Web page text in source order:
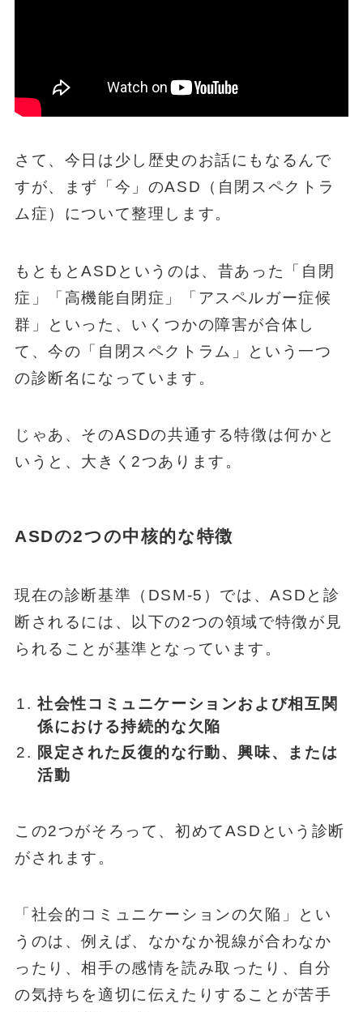
さて、今日は少し歴史のお話にもなるんで
すが、まず「今」のASD（自閉スペクトラ
ム症）について整理します。
もともとASDというのは、昔あった「自閉
症」「高機能自閉症」「アスペルガー症候
群」といった、いくつかの障害が合体し
て、今の「自閉スペクトラム」という一つ
の診断名になっています。
じゃあ、そのASDの共通する特徴は何かと
いうと、大きく2つあります。
ASDの2つの中核的な特徴
現在の診断基準（DSM-5）では、ASDと診
断されるには、以下の2つの領域で特徴が見
られることが基準となっています。
社会性コミュニケーションおよび相互関
係における持続的な欠陥
限定された反復的な行動、興味、または
活動
この2つがそろって、初めてASDという診断
がされます。
「社会的コミュニケーションの欠陥」とい
うのは、例えば、なかなか視線が合わなか
ったり、相手の感情を読み取ったり、自分
の気持ちを適切に伝えたりすることが苦手